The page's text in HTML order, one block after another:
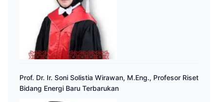
Prof. Dr. Ir. Soni Solistia Wirawan, M.Eng., Profesor Riset
Bidang Energi Baru Terbarukan